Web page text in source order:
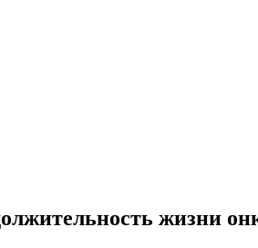
жизни